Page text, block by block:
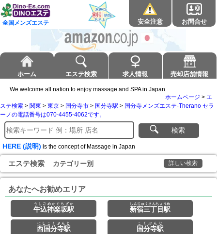
全国メンズエステ 安全注意 お問合せ
ホーム エステ検索 求人情報 売却店舗情報
We welcome all nation to enjoy massage and SPA in Japan
ホームページ > エ
ステ検索 > 関東 > 東京 > 国分寺市 > 国分寺駅 > 国分寺メンズエステ-Therano セラ
ーノの電話番号は070-4455-4062です。
検索
HERE (説明) is the concept of Massage in Japan
エステ検索 カテゴリー別 詳しい検索
あなたへお勧めエリア
牛込神楽坂駅
うしごめかぐらざか
新宿三丁目駅
しんじゅくさんちょうめ
西国分寺駅
にしこくぶんじ
国分寺駅
こくぶんじ